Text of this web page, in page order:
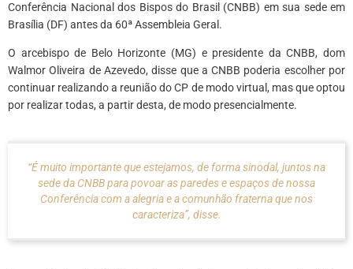
Conferência Nacional dos Bispos do Brasil (CNBB) em sua sede em
Brasília (DF) antes da 60ª Assembleia Geral.
O arcebispo de Belo Horizonte (MG) e presidente da CNBB, dom
Walmor Oliveira de Azevedo, disse que a CNBB poderia escolher por
continuar realizando a reunião do CP de modo virtual, mas que optou
por realizar todas, a partir desta, de modo presencialmente.
“É muito importante que estejamos, de forma sinodal, juntos na
sede da CNBB para povoar as paredes e espaços de nossa
Conferência com a alegria e a comunhão fraterna que nos
caracteriza”, disse.